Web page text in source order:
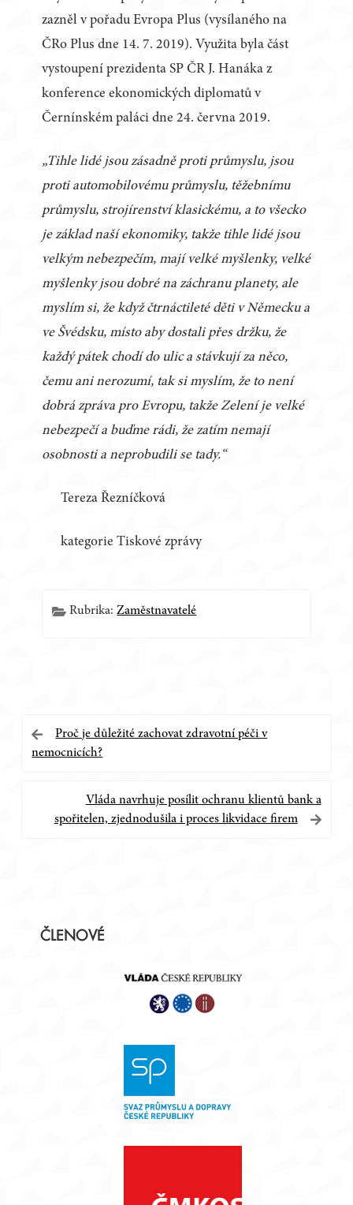
zazněl v pořadu Evropa Plus (vysílaného na
ČRo Plus dne 14. 7. 2019). Využita byla část
vystoupení prezidenta SP ČR J. Hanáka z
konference ekonomických diplomatů v
Černínském paláci dne 24. června 2019.
„Tihle lidé jsou zásadně proti průmyslu, jsou
proti automobilovému průmyslu, těžebnímu
průmyslu, strojírenství klasickému, a to všecko
je základ naší ekonomiky, takže tihle lidé jsou
velkým nebezpečím, mají velké myšlenky, velké
myšlenky jsou dobré na záchranu planety, ale
myslím si, že když čtrnáctileté děti v Německu a
ve Švédsku, místo aby dostali přes držku, že
každý pátek chodí do ulic a stávkují za něco,
čemu ani nerozumí, tak si myslím, že to není
dobrá zpráva pro Evropu, takže Zelení je velké
nebezpečí a buďme rádi, že zatím nemají
osobnosti a neprobudili se tady.“
Tereza Řezníčková
kategorie Tiskové zprávy
Rubrika:Zaměstnavatelé
Navigace
příspěvek
Proč je důležité zachovat zdravotní péči v
nemocnicích?
Vláda navrhuje posílit ochranu klientů bank a
spořitelen, zjednodušila i proces likvidace firem
ČLENOVÉ